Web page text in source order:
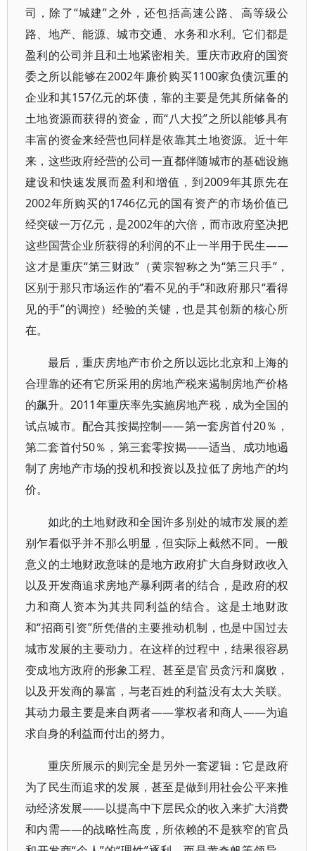
司，除了“城建”之外，还包括高速公路、高等级公
路、地产、能源、城市交通、水务和水利。它们都是
盈利的公司并且和土地紧密相关。重庆市政府的国资
委之所以能够在2002年廉价购买1100家负债沉重的
企业和其157亿元的坏债，靠的主要是凭其所储备的
土地资源而获得的资金，而“八大投”之所以能够具有
丰富的资金来经营也同样是依靠其土地资源。近十年
来，这些政府经营的公司一直都伴随城市的基础设施
建设和快速发展而盈利和增值，到2009年其原先在
2002年所购买的1746亿元的国有资产的市场价值已
经突破一万亿元，是2002年的六倍，而市政府坚决把
这些国营企业所获得的利润的不止一半用于民生——
这才是重庆“第三财政”（黄宗智称之为“第三只手”，
区别于那只市场运作的“看不见的手”和政府那只“看得
见的手”的调控）经验的关键，也是其创新的核心所
在。
最后，重庆房地产市价之所以远比北京和上海的
合理靠的还有它所采用的房地产税来遏制房地产价格
的飙升。2011年重庆率先实施房地产税，成为全国的
试点城市。配合其按揭控制——第一套房首付20％，
第二套首付50％，第三套零按揭——适当、成功地遏
制了房地产市场的投机和投资以及拉低了房地产的均
价。
如此的土地财政和全国许多别处的城市发展的差
别乍看似乎并不那么明显，但实际上截然不同。一般
意义的土地财政意味的是地方政府扩大自身财政收入
以及开发商追求房地产暴利两者的结合，是政府的权
力和商人资本为其共同利益的结合。这是土地财政
和“招商引资”所凭借的主要推动机制，也是中国过去
城市发展的主要动力。在这样的过程中，结果很容易
变成地方政府的形象工程、甚至是官员贪污和腐败，
以及开发商的暴富，与老百姓的利益没有太大关联。
其动力最主要是来自两者——掌权者和商人——为追
求自身的利益而付出的努力。
重庆所展示的则完全是另外一套逻辑：它是政府
为了民生而追求的发展，甚至是做到用社会公平来推
动经济发展——以提高中下层民众的收入来扩大消费
和内需——的战略性高度，所依赖的不是狭窄的官员